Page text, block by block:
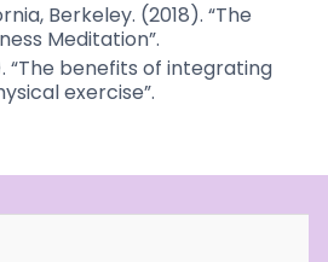
Berkeley. (2018). “The
Meditation”.
“The benefits of integrating
exercise”.